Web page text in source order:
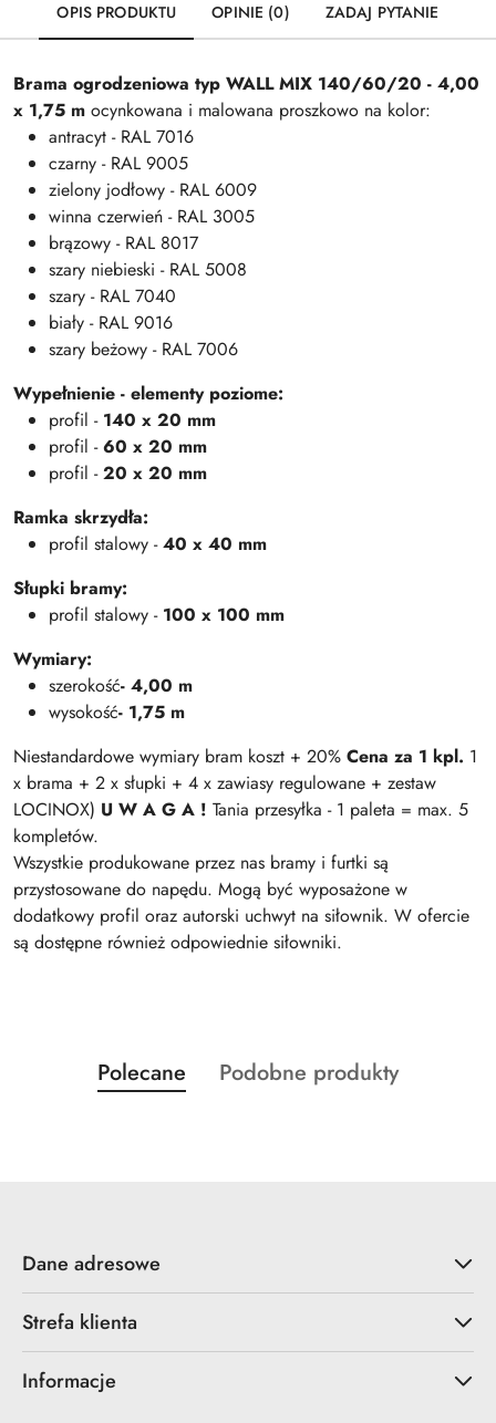
OPIS PRODUKTU OPINIE (0) ZADAJ PYTANIE
Brama ogrodzeniowa typ WALL MIX 140/60/20 - 4,00
x 1,75 m ocynkowana i malowana proszkowo na kolor:
antracyt - RAL 7016
czarny - RAL 9005
zielony jodłowy - RAL 6009
winna czerwień - RAL 3005
brązowy - RAL 8017
szary niebieski - RAL 5008
szary - RAL 7040
biały - RAL 9016
szary beżowy - RAL 7006
Wypełnienie - elementy poziome:
profil - 140 x 20 mm
profil -60 x 20 mm
profil -20 x 20 mm
Ramka skrzydła:
profil stalowy -40 x 40 mm
Słupki bramy:
profil stalowy - 100 x 100 mm
Wymiary:
szerokość- 4,00 m
wysokość- 1,75 m
Niestandardowe wymiary bram koszt + 20% Cena za 1 kpl. 1
x brama + 2 x słupki + 4 x zawiasy regulowane + zestaw
LOCINOX) U W A G A ! Tania przesyłka - 1 paleta = max. 5
kompletów.
Wszystkie produkowane przez nas bramy i furtki są
przystosowane do napędu. Mogą być wyposażone w
dodatkowy profil oraz autorski uchwyt na siłownik. W ofercie
są dostępne również odpowiednie siłowniki.
Pomiń karuzelę produktów
Produkty
o
Polecane
Produkty
Podobne produkty
Dane adresowe
Strefa klienta
Informacje